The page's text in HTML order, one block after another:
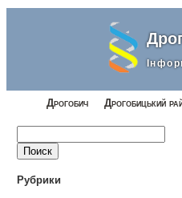
Дрогобич Дрогобицький
Рубрики